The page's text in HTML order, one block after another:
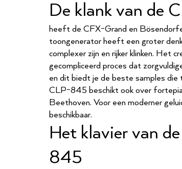
De klank van de
heeft de CFX-Grand en
toongenerator heeft een groter
complexer zijn en rijker klinken. Het
gecompliceerd proces dat
en dit biedt je de beste samples
CLP-845 beschikt ook over
Beethoven. Voor een moderner
beschikbaar.
Het klavier van
845